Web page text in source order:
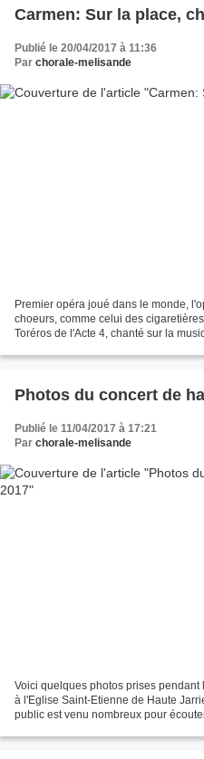
Carmen: Sur la place,
Publié le 20/04/2017 à 11:36
Par chorale-melisande
Premier opéra joué dans le monde,
choeurs, comme celui des
Toréros de l'Acte 4, chanté sur la
Photos du concert de
Publié le 11/04/2017 à 17:21
Par chorale-melisande
Voici quelques photos prises
à l'Eglise Saint-Etienne de Haute
public est venu nombreux pour